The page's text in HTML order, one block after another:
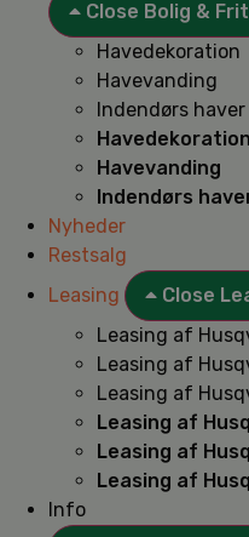
Close Bolig &
Havedekoration
Havevanding
Indendørs haver
Havedekoration
Havevanding
Indendørs
Nyheder
Restsalg
Leasing
Close
Leasing af
Leasing af
Leasing af
Leasing af
Leasing af
Leasing af
Info